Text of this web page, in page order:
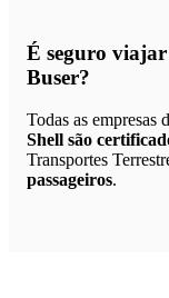
É seguro viajar
Buser?
Todas as empresas
Shell são
Transportes
passageiros.